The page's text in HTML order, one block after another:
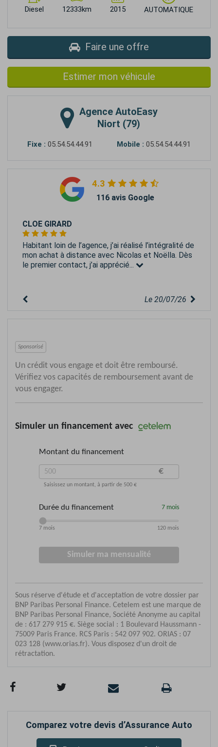
Diesel 12333km 2015 AUTOMATIQUE
Faire une offre
Estimer mon véhicule
Agence AutoEasy
Niort (79)
Fixe : 05.54.54.44.91 Mobile : 05.54.54.44.91
4.3
116 avis Google
CLOE GIRARD
Habitant loin de l’agence, j’ai réalisé l’intégralité de
mon achat à distance avec Nicolas et Noëlla. Dès
le premier contact, j’ai apprécié...
Le 20/07/26
Comparez votre devis d’Assurance Auto